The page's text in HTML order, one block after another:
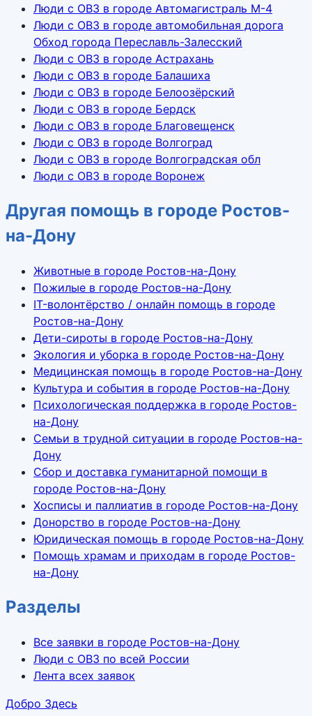
Люди с ОВЗ в городе Автомагистраль М-4
Люди с ОВЗ в городе автомобильная дорога
Обход города Переславль-Залесский
Люди с ОВЗ в городе Астрахань
Люди с ОВЗ в городе Балашиха
Люди с ОВЗ в городе Белоозёрский
Люди с ОВЗ в городе Бердск
Люди с ОВЗ в городе Благовещенск
Люди с ОВЗ в городе Волгоград
Люди с ОВЗ в городе Волгоградская обл
Люди с ОВЗ в городе Воронеж
Другая помощь в городе Ростов-
на-Дону
Животные в городе Ростов-на-Дону
Пожилые в городе Ростов-на-Дону
IT-волонтёрство / онлайн помощь в городе
Ростов-на-Дону
Дети-сироты в городе Ростов-на-Дону
Экология и уборка в городе Ростов-на-Дону
Медицинская помощь в городе Ростов-на-Дону
Культура и события в городе Ростов-на-Дону
Психологическая поддержка в городе Ростов-
на-Дону
Семьи в трудной ситуации в городе Ростов-на-
Дону
Сбор и доставка гуманитарной помощи в
городе Ростов-на-Дону
Хосписы и паллиатив в городе Ростов-на-Дону
Донорство в городе Ростов-на-Дону
Юридическая помощь в городе Ростов-на-Дону
Помощь храмам и приходам в городе Ростов-
на-Дону
Разделы
Все заявки в городе Ростов-на-Дону
Люди с ОВЗ по всей России
Лента всех заявок
Добро Здесь